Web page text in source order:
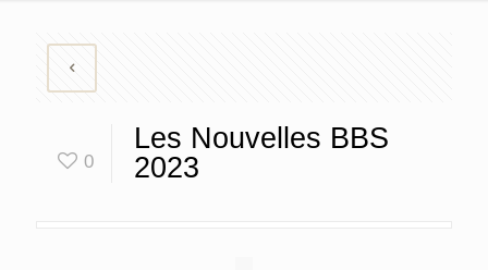
0
Les Nouvelles BBS
2023